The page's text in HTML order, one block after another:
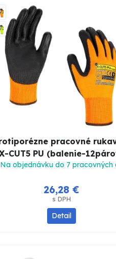
pracovné
CUT5 PU (balenie-
Na objednávku do 7 pracovných
26,28 €
s DPH
Detail